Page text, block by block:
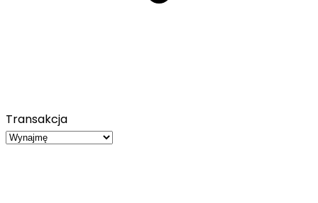
Transakcja